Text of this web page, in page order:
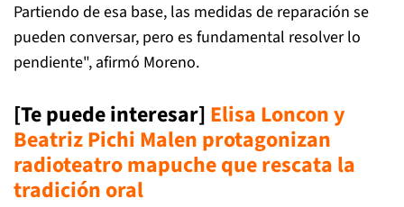
Partiendo de esa base, las medidas de reparación se
pueden conversar, pero es fundamental resolver lo
pendiente", afirmó Moreno.
[Te puede interesar] Elisa Loncon y
Beatriz Pichi Malen protagonizan
radioteatro mapuche que rescata la
tradición oral